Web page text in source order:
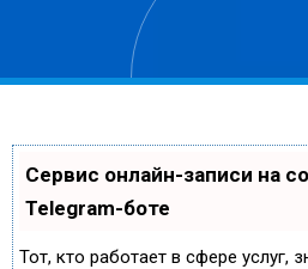
Сервис онлайн-записи на
Telegram-боте
Тот, кто работает в сфере услуг,